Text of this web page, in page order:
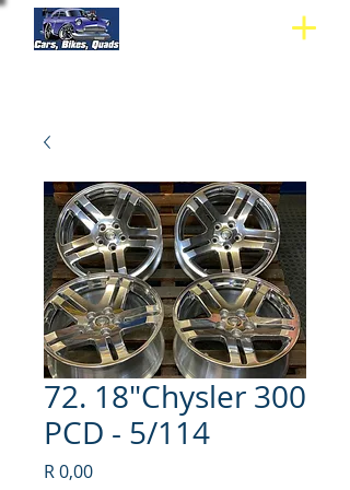
72. 18"Chysler 300
PCD - 5/114
R 0,00Price